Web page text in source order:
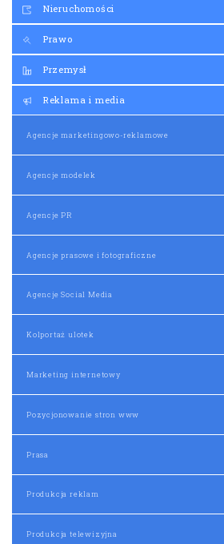
Nieruchomości
Prawo
Przemysł
Reklama i media
Agencje marketingowo-reklamowe
Agencje modelek
Agencje PR
Agencje prasowe i fotograficzne
Agencje Social Media
Kolportaż ulotek
Marketing internetowy
Pozycjonowanie stron www
Prasa
Produkcja reklam
Produkcja telewizyjna